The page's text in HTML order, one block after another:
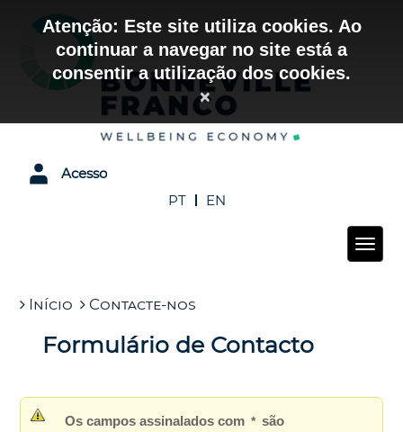
Acesso
PT
EN
Início Contacte-nos
Formulário de Contacto
Os campos assinalados com * são
Atenção: Este site utiliza cookies. Ao
continuar a navegar no site está a
consentir a utilização dos cookies.
×